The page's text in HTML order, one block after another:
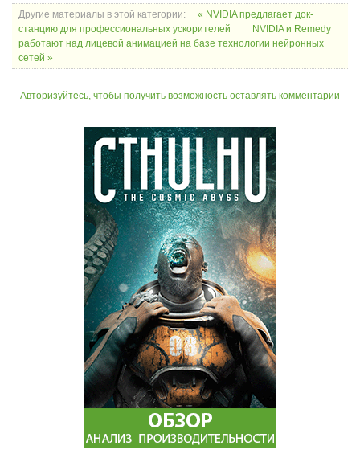
Другие материалы в этой категории:
« NVIDIA предлагает док-
станцию для профессиональных ускорителей
NVIDIA и Remedy
работают над лицевой анимацией на базе технологии нейронных
сетей »
Авторизуйтесь, чтобы получить возможность оставлять комментарии